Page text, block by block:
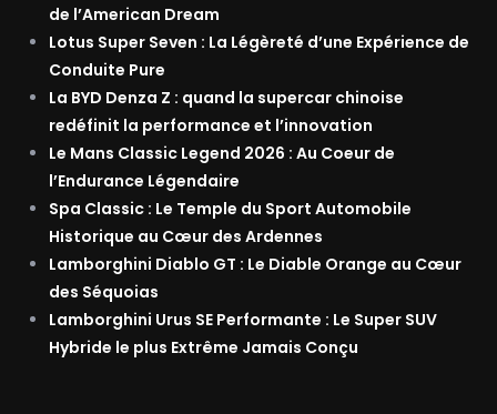
de l’American Dream
Lotus Super Seven : La Légèreté d’une Expérience de
Conduite Pure
La BYD Denza Z : quand la supercar chinoise
redéfinit la performance et l’innovation
Le Mans Classic Legend 2026 : Au Coeur de
l’Endurance Légendaire
Spa Classic : Le Temple du Sport Automobile
Historique au Cœur des Ardennes
Lamborghini Diablo GT : Le Diable Orange au Cœur
des Séquoias
Lamborghini Urus SE Performante : Le Super SUV
Hybride le plus Extrême Jamais Conçu